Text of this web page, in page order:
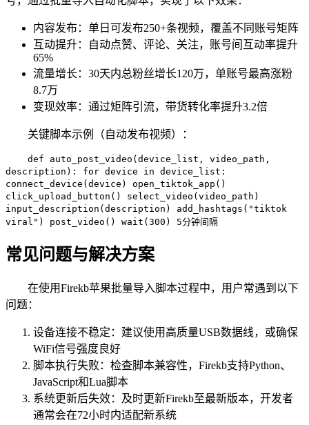
内容发布：单日可发布250+条视频，覆盖不同账号矩阵
互动提升：自动点赞、评论、关注，账号间互动率提升
65%
流量增长：30天内总粉丝增长120万，单账号最高涨粉
8.7万
变现效率：通过矩阵引流，带货转化率提升3.2倍
关键脚本示例（自动发布视频）：
def auto_post_video(device_list, video_path,
description): for device in device_list:
connect_device(device) open_tiktok_app()
click_upload_button() select_video(video_path)
input_description(description) add_hashtags("tiktok
viral") post_video() wait(300) 5分钟间隔
常见问题与解决方案
在使用Firekb苹果批量导入脚本过程中，用户常遇到以下
问题：
设备连接不稳定：建议使用高质量USB数据线，或确保
WiFi信号强度良好
脚本执行失败：检查脚本兼容性，Firekb支持Python、
JavaScript和Lua脚本
系统更新后失效：及时更新Firekb至最新版本，开发者
通常会在72小时内适配新系统